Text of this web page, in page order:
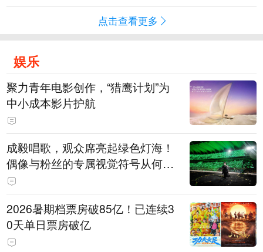
点击查看更多
娱乐
聚力青年电影创作，“猎鹰计划”为
中小成本影片护航
成毅唱歌，观众席亮起绿色灯海！
偶像与粉丝的专属视觉符号从何而
来
2026暑期档票房破85亿！已连续3
0天单日票房破亿